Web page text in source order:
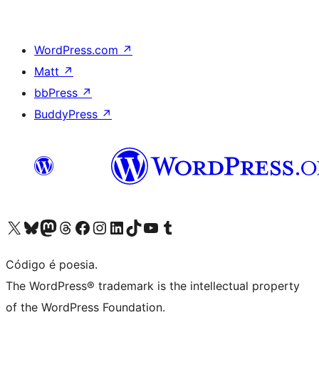
WordPress.com ↗
Matt ↗
bbPress ↗
BuddyPress ↗
Visite a nossa conta X (antigo Twitter)
Visit our Bluesky account
Visit our Mastodon account
Visit our Threads account
Visite a nossa página do Facebook
Visite a nossa conta no Instagram
Visite a nossa conta no LinkedIn
Visit our TikTok account
Visit our YouTube channel
Visit our Tumblr account
Código é poesia.
The WordPress® trademark is the intellectual property
of the WordPress Foundation.